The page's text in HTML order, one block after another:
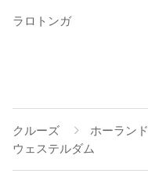
ラロトンガ
クルーズ
ホーラン
ウェステルダム